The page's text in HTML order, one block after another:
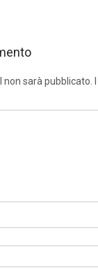
non sarà pubblicato.